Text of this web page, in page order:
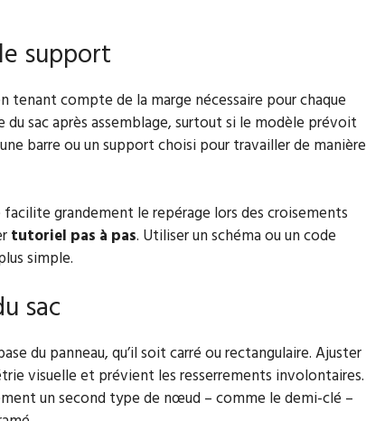
support
compte de la marge nécessaire pour chaque
sac après assemblage, surtout si le modèle prévoit
barre ou un support choisi pour travailler de manière
grandement le repérage lors des croisements
tutoriel pas à pas. Utiliser un schéma ou un code
simple.
sac
du panneau, qu’il soit carré ou rectangulaire. Ajuster
visuelle et prévient les resserrements involontaires.
un second type de nœud – comme le demi-clé –